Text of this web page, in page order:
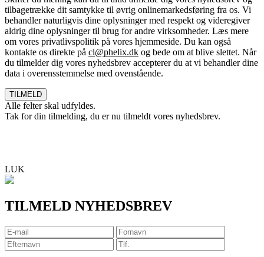
tilbagetrække dit samtykke til øvrig onlinemarkedsføring fra os. Vi
behandler naturligvis dine oplysninger med respekt og videregiver
aldrig dine oplysninger til brug for andre virksomheder. Læs mere
om vores privatlivspolitik på vores hjemmeside. Du kan også
kontakte os direkte på cl@phelix.dk og bede om at blive slettet. Når
du tilmelder dig vores nyhedsbrev accepterer du at vi behandler dine
data i overensstemmelse med ovenstående.
Alle felter skal udfyldes.
Tak for din tilmelding, du er nu tilmeldt vores nyhedsbrev.
LUK
TILMELD NYHEDSBREV